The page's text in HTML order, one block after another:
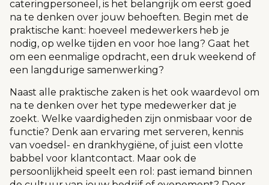
cateringpersoneel, is het belangrijk om eerst goed
na te denken over jouw behoeften. Begin met de
praktische kant: hoeveel medewerkers heb je
nodig, op welke tijden en voor hoe lang? Gaat het
om een eenmalige opdracht, een druk weekend of
een langdurige samenwerking?
Naast alle praktische zaken is het ook waardevol om
na te denken over het type medewerker dat je
zoekt. Welke vaardigheden zijn onmisbaar voor de
functie? Denk aan ervaring met serveren, kennis
van voedsel- en drankhygiëne, of juist een vlotte
babbel voor klantcontact. Maar ook de
persoonlijkheid speelt een rol: past iemand binnen